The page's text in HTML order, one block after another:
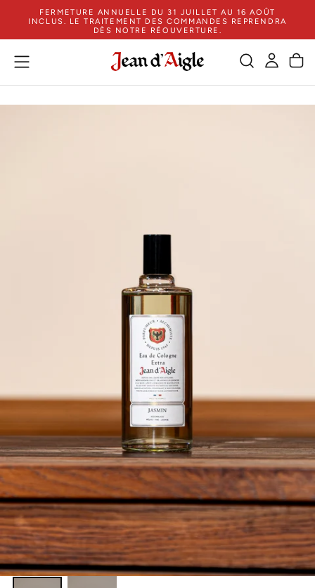
INHALT
FERMETURE ANNUELLE DU 31 JUILLET AU 16 AOÛT
INCLUS. LE TRAITEMENT DES COMMANDES REPRENDRA
DÈS NOTRE RÉOUVERTURE.